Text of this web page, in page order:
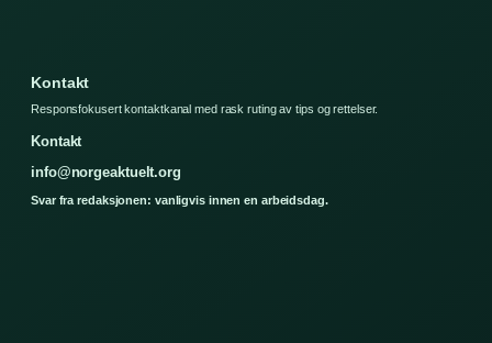
Kontakt
Responsfokusert kontaktkanal med rask ruting av tips og rettelser.
Kontakt
info@norgeaktuelt.org
Svar fra redaksjonen: vanligvis innen en arbeidsdag.